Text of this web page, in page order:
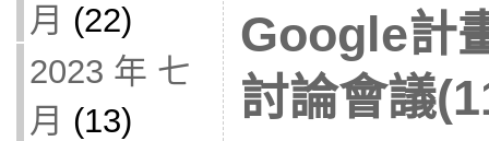
月 (22)
2023 年 七
月 (13)
Google計
討論會議